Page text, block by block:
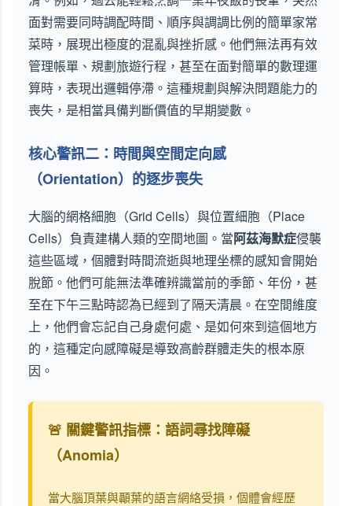
面對需要同時調配時間、順序與調調比例的簡單家常
菜時，展現出極度的混亂與挫折感。他們無法再有效
管理帳單、規劃旅遊行程，甚至在面對簡單的數理運
算時，表現出邏輯停滯。這種規劃與解決問題能力的
喪失，是相當具備判斷價值的早期變數。
核心警訊二：時間與空間定向感
（Orientation）的逐步喪失
大腦的網格細胞（Grid Cells）與位置細胞（Place
Cells）負責建構人類的空間地圖。當阿茲海默症侵襲
這些區域，個體對時間流逝與地理坐標的感知會開始
脫節。他們可能無法準確辨識當前的季節、年份，甚
至在下午三點時認為已經到了隔天清晨。在空間維度
上，他們會忘記自己身處何處、是如何來到這個地方
的，這種定向感障礙是導致高齡群體走失的根本原
因。
🚨 關鍵警訊指標：語詞尋找障礙
（Anomia）
當大腦頂葉與顳葉的語言網絡受損，個體會經歷